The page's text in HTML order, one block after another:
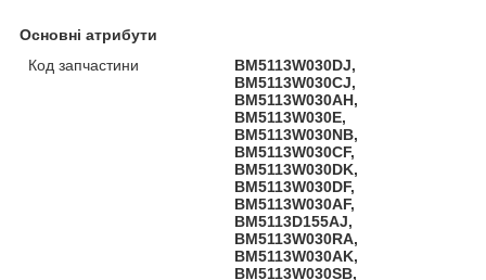
Основні атрибути
Код запчастини
BM5113W030DJ,
BM5113W030CJ,
BM5113W030AH,
BM5113W030E,
BM5113W030NB,
BM5113W030CF,
BM5113W030DK,
BM5113W030DF,
BM5113W030AF,
BM5113D155AJ,
BM5113W030RA,
BM5113W030AK,
BM5113W030SB,